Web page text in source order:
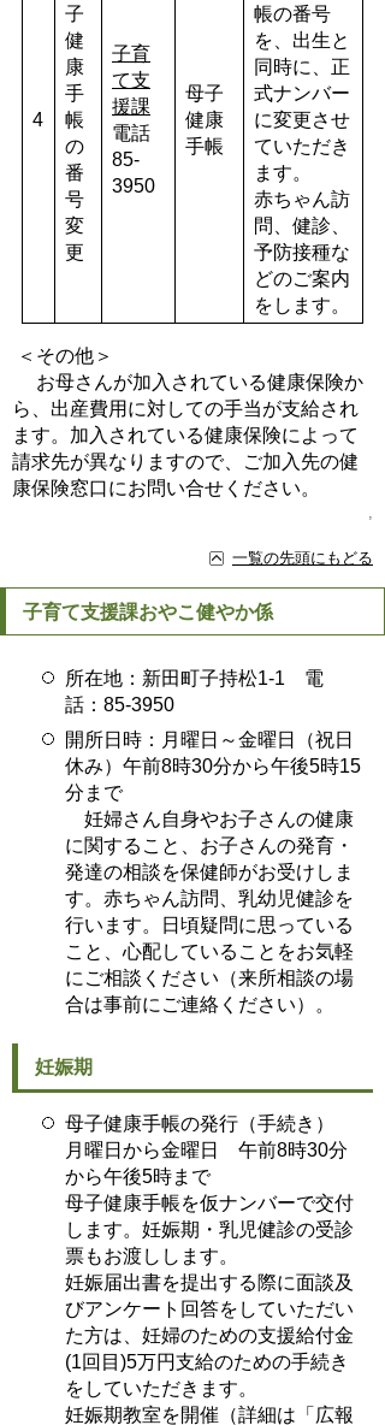
4
子
健
康
手
帳
の
番
号
変
更
子育
て支
援課
電話
85-
3950
母子
健康
手帳
帳の番号
を、出生と
同時に、正
式ナンバー
に変更させ
ていただき
ます。
赤ちゃん訪
問、健診、
予防接種な
どのご案内
をします。
＜その他＞
お母さんが加入されている健康保険か
ら、出産費用に対しての手当が支給され
ます。加入されている健康保険によって
請求先が異なりますので、ご加入先の健
康保険窓口にお問い合せください。
,
一覧の先頭にもどる
子育て支援課おやこ健やか係
所在地：新田町子持松1-1 電
話：85-3950
開所日時：月曜日～金曜日（祝日
休み）午前8時30分から午後5時15
分まで
妊婦さん自身やお子さんの健康
に関すること、お子さんの発育・
発達の相談を保健師がお受けしま
す。赤ちゃん訪問、乳幼児健診を
行います。日頃疑問に思っている
こと、心配していることをお気軽
にご相談ください（来所相談の場
合は事前にご連絡ください）。
妊娠期
母子健康手帳の発行（手続き）
月曜日から金曜日 午前8時30分
から午後5時まで
母子健康手帳を仮ナンバーで交付
します。妊娠期・乳児健診の受診
票もお渡しします。
妊娠届出書を提出する際に面談及
びアンケート回答をしていただい
た方は、妊婦のための支援給付金
(1回目)5万円支給のための手続き
をしていただきます。
妊娠期教室を開催（詳細は「広報